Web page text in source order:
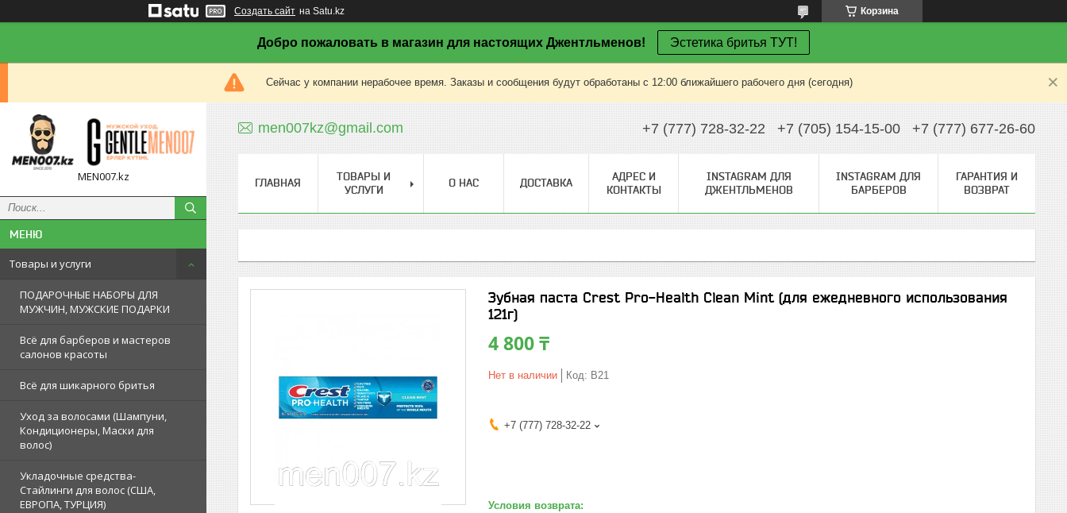
Создать сайт на Satu.kz Корзина
Добро пожаловать в магазин для настоящих Джентльменов! Эстетика бритья ТУТ!
Сейчас у компании нерабочее время. Заказы и сообщения будут обработаны с 12:00 ближайшего рабочего дня (сегодня)
MEN007.kz
Товары и услуги
ПОДАРОЧНЫЕ НАБОРЫ ДЛЯ
МУЖЧИН, МУЖСКИЕ ПОДАРКИ
Всё для барберов и мастеров
салонов красоты
Всё для шикарного бритья
Уход за волосами (Шампуни,
Кондиционеры, Маски для
волос)
Укладочные средства-
Стайлинги для волос (США,
ЕВРОПА, ТУРЦИЯ)
men007kz@gmail.com +7 (777) 728-32-22 +7 (705) 154-15-00 +7 (777) 677-26-60
ГЛАВНАЯ
ТОВАРЫ И
УСЛУГИ
О НАС ДОСТАВКА
АДРЕС И
КОНТАКТЫ
INSTAGRAM ДЛЯ
ДЖЕНТЛЬМЕНОВ
INSTAGRAM ДЛЯ
БАРБЕРОВ
ГАРАНТИЯ И
ВОЗВРАТ
Зубная паста Crest Pro-Health Clean Mint (для ежедневного использования
121г)
4 800 ₸
Нет в наличии Код: B21
+7 (777) 728-32-22